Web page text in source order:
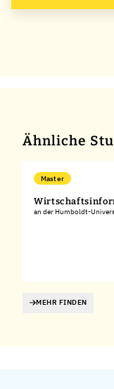
Ähnliche
Master
an der Humboldt-
MEHR FINDEN